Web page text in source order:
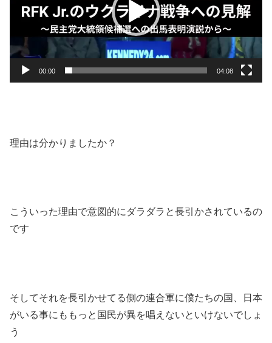
ー
00:00 04:08
理由は分かりましたか？
こういった理由で意図的にダラダラと長引かされているの
です
そしてそれを長引かせてる側の連合軍に僕たちの国、日本
がいる事にももっと国民が異を唱えないといけないでしょ
う